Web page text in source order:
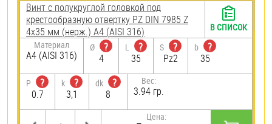
Винт с полукруглой головкой под
крестообразную отвертку PZ DIN 7985 Z
4х35 мм (нерж.) A4 (AISI 316)
Материал
A4 (AISI 316)
Ø
?
4
L
?
35
S
?
Pz2
b
?
35
P
?
0.7
k
?
3,1
dk
?
8
Вес:
3.94 гр.
Цена:
В СПИСОК